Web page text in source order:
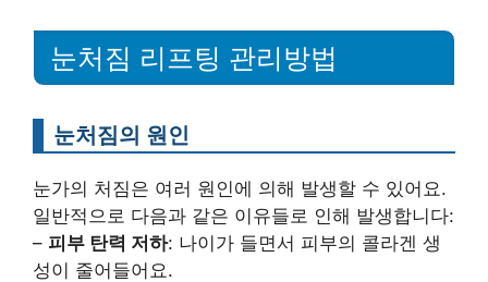
눈처짐 리프팅 관리방법
눈처짐의 원인
눈가의 처짐은 여러 원인에 의해 발생할 수 있어요.
일반적으로 다음과 같은 이유들로 인해 발생합니다:
– 피부 탄력 저하: 나이가 들면서 피부의 콜라겐 생
성이 줄어들어요.